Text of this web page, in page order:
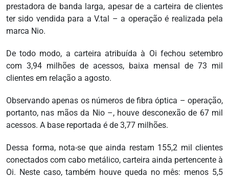
prestadora de banda larga, apesar de a carteira de clientes
ter sido vendida para a V.tal – a operação é realizada pela
marca Nio.
De todo modo, a carteira atribuída à Oi fechou setembro
com 3,94 milhões de acessos, baixa mensal de 73 mil
clientes em relação a agosto.
Observando apenas os números de fibra óptica – operação,
portanto, nas mãos da Nio –, houve desconexão de 67 mil
acessos. A base reportada é de 3,77 milhões.
Dessa forma, nota-se que ainda restam 155,2 mil clientes
conectados com cabo metálico, carteira ainda pertencente à
Oi. Neste caso, também houve queda no mês: menos 5,5